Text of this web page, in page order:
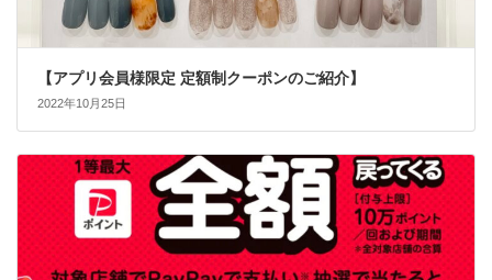
【アプリ会員様限定 定額制クーポンのご紹介】
2022年10月25日